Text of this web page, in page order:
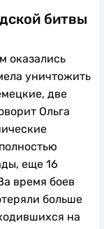
битвы
оказались
уничтожить
две
Ольга
еще 16
время боев
больше
на